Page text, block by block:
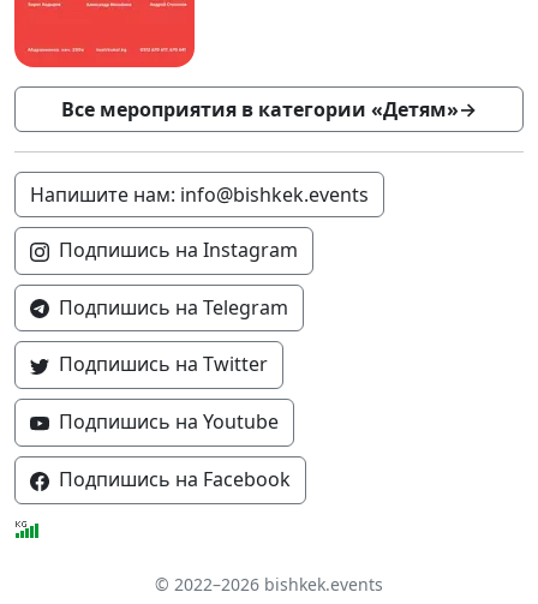
Все мероприятия в категории «Детям»→
Напишите нам: info@bishkek.events
Подпишись на Instagram
Подпишись на Telegram
Подпишись на Twitter
Подпишись на Youtube
Подпишись на Facebook
© 2022–2026 bishkek.events